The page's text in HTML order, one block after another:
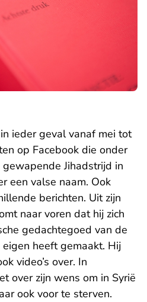
ieder geval vanaf mei tot
op Facebook die onder
Jihadstrijd in
een valse naam. Ook
berichten. Uit zijn
naar voren dat hij zich
gedachtegoed van de
heeft gemaakt. Hij
video’s over. In
over zijn wens om in Syrië
ook voor te sterven.